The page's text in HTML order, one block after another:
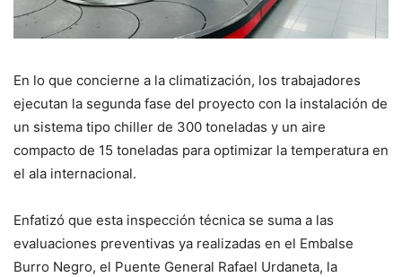
En lo que concierne a la climatización, los trabajadores
ejecutan la segunda fase del proyecto con la instalación de
un sistema tipo chiller de 300 toneladas y un aire
compacto de 15 toneladas para optimizar la temperatura en
el ala internacional.
Enfatizó que esta inspección técnica se suma a las
evaluaciones preventivas ya realizadas en el Embalse
Burro Negro, el Puente General Rafael Urdaneta, la